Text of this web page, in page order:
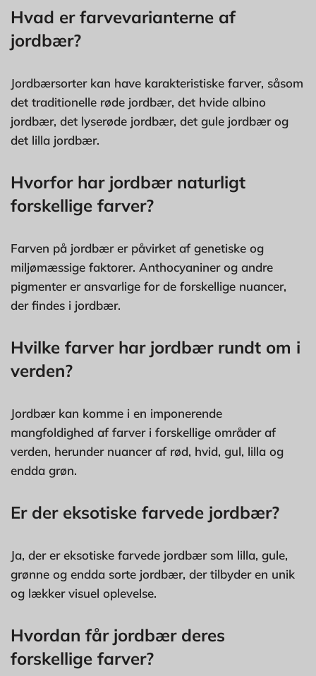
Hvad er farvevarianterne af
jordbær?
Jordbærsorter kan have karakteristiske farver, såsom
det traditionelle røde jordbær, det hvide albino
jordbær, det lyserøde jordbær, det gule jordbær og
det lilla jordbær.
Hvorfor har jordbær naturligt
forskellige farver?
Farven på jordbær er påvirket af genetiske og
miljømæssige faktorer. Anthocyaniner og andre
pigmenter er ansvarlige for de forskellige nuancer,
der findes i jordbær.
Hvilke farver har jordbær rundt om i
verden?
Jordbær kan komme i en imponerende
mangfoldighed af farver i forskellige områder af
verden, herunder nuancer af rød, hvid, gul, lilla og
endda grøn.
Er der eksotiske farvede jordbær?
Ja, der er eksotiske farvede jordbær som lilla, gule,
grønne og endda sorte jordbær, der tilbyder en unik
og lækker visuel oplevelse.
Hvordan får jordbær deres
forskellige farver?